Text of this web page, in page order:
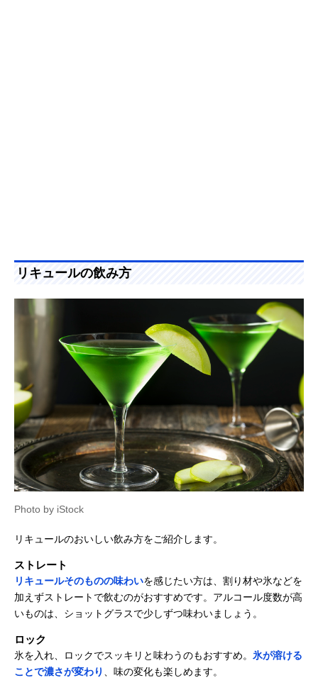
リキュールの飲み方
Photo by iStock
リキュールのおいしい飲み方をご紹介します。
ストレート
リキュールそのものの味わいを感じたい方は、割り材や氷などを
加えずストレートで飲むのがおすすめです。アルコール度数が高
いものは、ショットグラスで少しずつ味わいましょう。
ロック
氷を入れ、ロックでスッキリと味わうのもおすすめ。 氷が溶ける
ことで濃さが変わり
、味の変化も楽しめます。